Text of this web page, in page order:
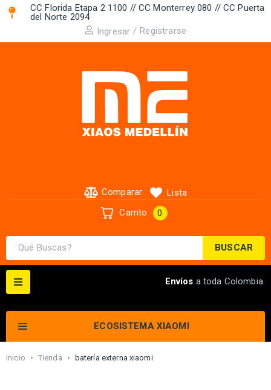
CC Florida Etapa 2 1100 // CC Monterrey 080 // CC Puerta
del Norte 2094 ​
Ingresar / Registrarse
BUSCAR
Comparar
Lista
Carrito
0
ECOSISTEMA XIAOMI
Envíos a toda Colombia.
Inicio • Tienda • batería externa xiaomi